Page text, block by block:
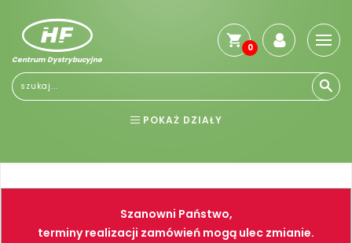
Centrum Dystrybucyjne
0
POKAŻ DZIAŁY
NARZĘDZIA SPAWALNICTWO
FARBY PNEUMATYKA
Szanowni Państwo,
terminy realizacji zamówień mogą ulec zmianie.